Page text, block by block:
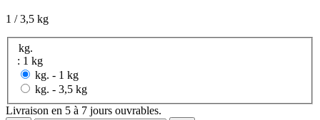
1 / 3,5 kg
kg.
: 1 kg
kg. - 1 kg
kg. - 3,5 kg
Livraison en 5 à 7 jours ouvrables.